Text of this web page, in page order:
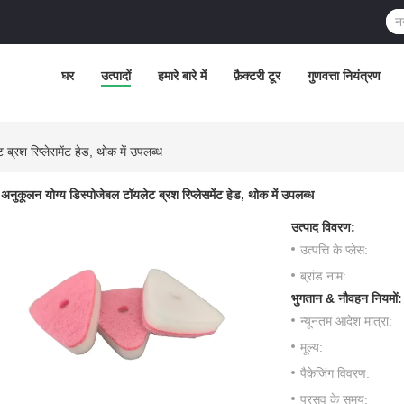
घर उत्पादों हमारे बारे में फ़ैक्टरी टूर गुणवत्ता नियंत्रण
रिप्लेसमेंट हेड, थोक में उपलब्ध
अनुकूलन योग्य डिस्पोजेबल टॉयलेट ब्रश रिप्लेसमेंट हेड, थोक में उपलब्ध
उत्पाद विवरण:
उत्पत्ति के प्लेस:
ब्रांड नाम:
भुगतान & नौवहन नियमों:
न्यूनतम आदेश मात्रा:
मूल्य:
पैकेजिंग विवरण:
प्रसव के समय: